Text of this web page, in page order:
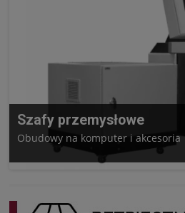
Szafy przemysłowe
Obudowy na komputer i akcesoria